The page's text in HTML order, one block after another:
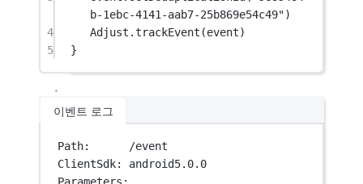
b-1ebc-4141-aab7-25b869e54c49")
4
Adjust.trackEvent (event)
5
}
이벤트 로그
Path:      /event
ClientSdk: android5.0.0